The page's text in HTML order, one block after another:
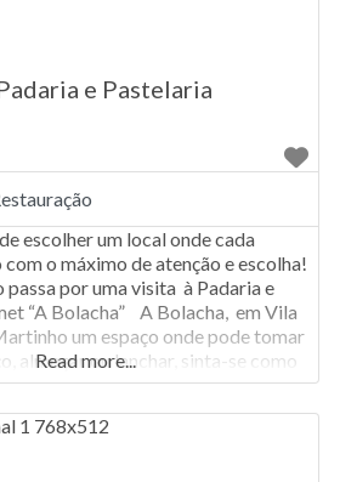
e Pastelaria
escolher um local onde cada
o máximo de atenção e escolha!
passa por uma visita à Padaria e
“A Bolacha” A Bolacha, em Vila
um espaço onde pode tomar
almoçar ou lanchar, sinta-se como
ambiente familiar.
Read more...